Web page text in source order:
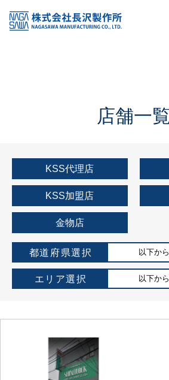
KSS加盟店・取扱店情報
店舗一覧
店舗一
KSS代理店
KSS加盟店
金物店
都道府県選択 以下か
エリア選択 以下か